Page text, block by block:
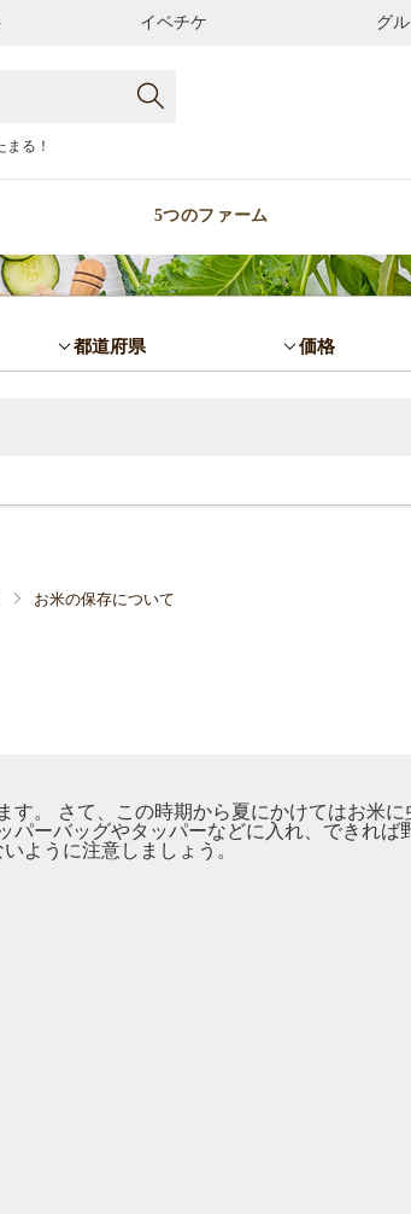
イベチケ グ
る！
5つのファーム
都道府県 価格
お米の保存について
す。 さて、この時期から夏にかけてはお米
パーバッグやタッパーなどに入れ、できれ
ように注意しましょう。